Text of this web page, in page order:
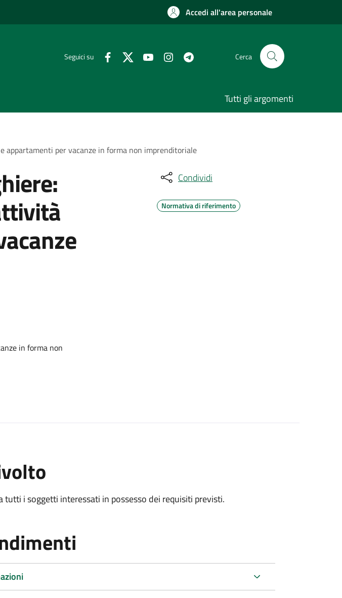
Accedi all'area personale
Seguici su Cerca
Tutti gli argomenti
per vacanze in forma non imprenditoriale
in forma non
Condividi
Normativa di riferimento
tutti i soggetti interessati in possesso dei requisiti previsti.